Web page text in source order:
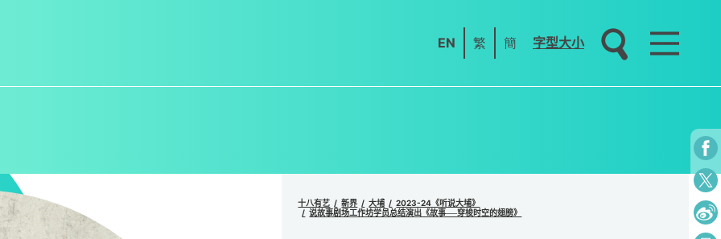
EN 繁 簡 字型大小
十八有艺 新界 大埔
2023-24《听说大埔》
说故事剧场工作坊学员总结演出《故事──穿梭时空的翅膀》